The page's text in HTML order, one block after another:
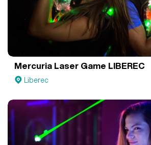
Mercuria Laser Game LIBEREC
Liberec